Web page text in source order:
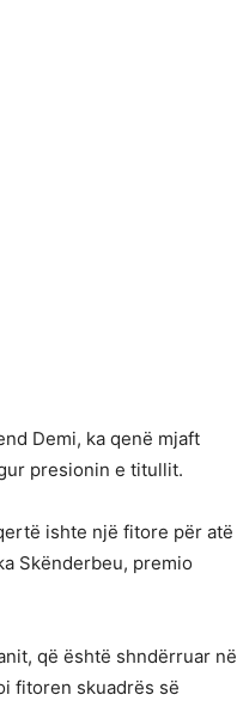
Demi, ka qenë mjaft
presionin e titullit.
ishte një fitore për atë
Skënderbeu, premio
që është shndërruar në
fitoren skuadrës së